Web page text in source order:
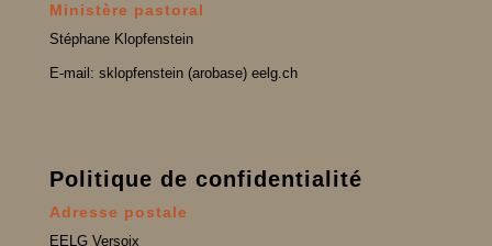
Ministère pastoral
Stéphane Klopfenstein
E-mail: sklopfenstein (arobase) eelg.ch
Politique de confidentialité
Adresse postale
EELG Versoix